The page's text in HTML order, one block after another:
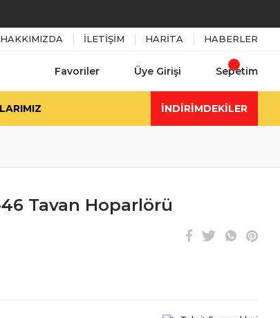
HAKKIMIZDA İLETİŞİM HARİTA HABERLER
Favoriler Üye Girişi Sepetim
İNDİRİMDEKİLER
Tavan Hoparlörü